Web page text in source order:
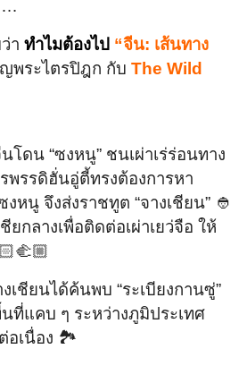
า ทำไมต้องไป “จีน: เส้นทาง
พระไตรปิฎก กับ The Wild
ดน “ซงหนู” ชนเผ่าเร่ร่อนทาง
พรรดิฮั่นอู่ตี้ทรงต้องการหา
หนู จึงส่งราชทูต “จางเชียน” 👲
ยกลางเพื่อติดต่อเผ่าเยว่จือ ให้
เชียนได้ค้นพบ “ระเบียงกานซู่”
ที่แคบ ๆ ระหว่างภูมิประเทศ
อเนื่อง 🏞️